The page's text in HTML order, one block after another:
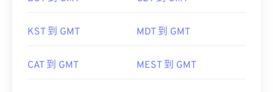
KST 到 GMT MDT 到 GMT
CAT 到 GMT MEST 到 GMT